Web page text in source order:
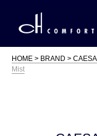
HOME BRAND
Mist